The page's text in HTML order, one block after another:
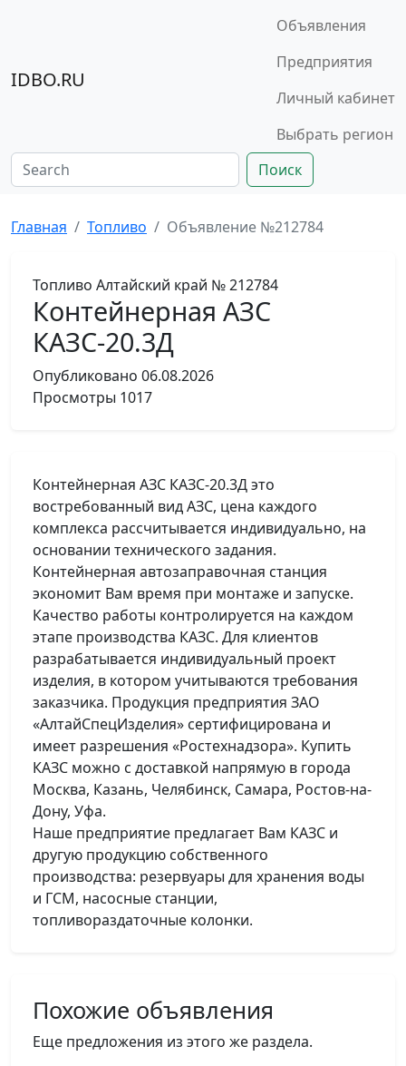
IDBO.RU
Объявления
Предприятия
Личный кабинет
Выбрать регион
Поиск
Главная Топливо Объявление №212784
Топливо Алтайский край № 212784
Контейнерная АЗС
КАЗС-20.3Д
Опубликовано 06.08.2026
Просмотры 1017
Контейнерная АЗС КАЗС-20.3Д это
востребованный вид АЗС, цена каждого
комплекса рассчитывается индивидуально, на
основании технического задания.
Контейнерная автозаправочная станция
экономит Вам время при монтаже и запуске.
Качество работы контролируется на каждом
этапе производства КАЗС. Для клиентов
разрабатывается индивидуальный проект
изделия, в котором учитываются требования
заказчика. Продукция предприятия ЗАО
«АлтайСпецИзделия» сертифицирована и
имеет разрешения «Ростехнадзора». Купить
КАЗС можно с доставкой напрямую в города
Москва, Казань, Челябинск, Самара, Ростов-на-
Дону, Уфа.
Наше предприятие предлагает Вам КАЗС и
другую продукцию собственного
производства: резервуары для хранения воды
и ГСМ, насосные станции,
топливораздаточные колонки.
Похожие объявления
Еще предложения из этого же раздела.